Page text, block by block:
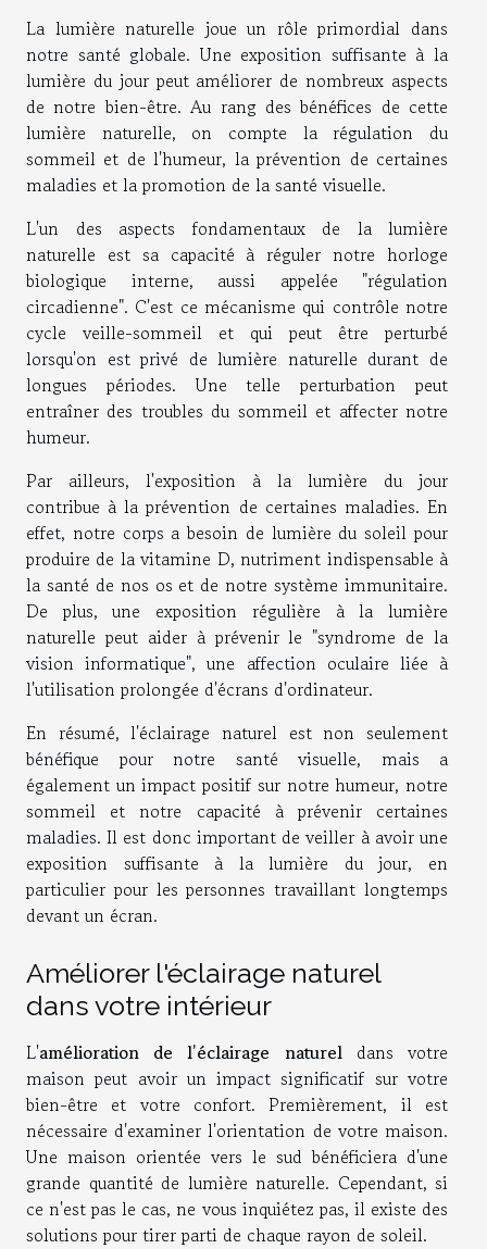
La lumière naturelle joue un rôle primordial dans
notre santé globale. Une exposition suffisante à la
lumière du jour peut améliorer de nombreux aspects
de notre bien-être. Au rang des bénéfices de cette
lumière naturelle, on compte la régulation du
sommeil et de l'humeur, la prévention de certaines
maladies et la promotion de la santé visuelle.
L'un des aspects fondamentaux de la lumière
naturelle est sa capacité à réguler notre horloge
biologique interne, aussi appelée "régulation
circadienne". C'est ce mécanisme qui contrôle notre
cycle veille-sommeil et qui peut être perturbé
lorsqu'on est privé de lumière naturelle durant de
longues périodes. Une telle perturbation peut
entraîner des troubles du sommeil et affecter notre
humeur.
Par ailleurs, l'exposition à la lumière du jour
contribue à la prévention de certaines maladies. En
effet, notre corps a besoin de lumière du soleil pour
produire de la vitamine D, nutriment indispensable à
la santé de nos os et de notre système immunitaire.
De plus, une exposition régulière à la lumière
naturelle peut aider à prévenir le "syndrome de la
vision informatique", une affection oculaire liée à
l'utilisation prolongée d'écrans d'ordinateur.
En résumé, l'éclairage naturel est non seulement
bénéfique pour notre santé visuelle, mais a
également un impact positif sur notre humeur, notre
sommeil et notre capacité à prévenir certaines
maladies. Il est donc important de veiller à avoir une
exposition suffisante à la lumière du jour, en
particulier pour les personnes travaillant longtemps
devant un écran.
Améliorer l'éclairage naturel
dans votre intérieur
L'amélioration de l'éclairage natureldans votre
maison peut avoir un impact significatif sur votre
bien-être et votre confort. Premièrement, il est
nécessaire d'examiner l'orientation de votre maison.
Une maison orientée vers le sud bénéficiera d'une
grande quantité de lumière naturelle. Cependant, si
ce n'est pas le cas, ne vous inquiétez pas, il existe des
solutions pour tirer parti de chaque rayon de soleil.